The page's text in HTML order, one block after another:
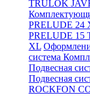
TRULOK
PRELUDE 24
PRELUDE 15
XL
система
Подвесная
Подвесная
ROCKFON